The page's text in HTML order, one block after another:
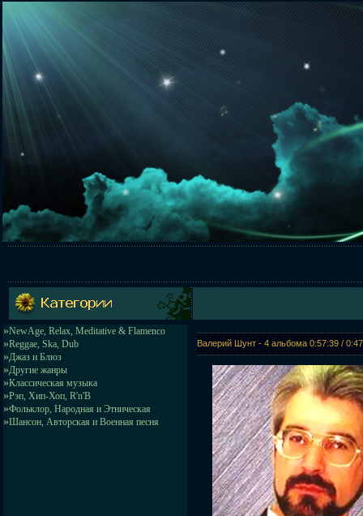
»NewAge, Relax, Meditative & Flamenco
»Reggae, Ska, Dub
»Джаз и Блюз
»Другие жанры
»Классическая музыка
»Рэп, Хип-Хоп, R'n'B
»Фольклор, Народная и Этническая
»Шансон, Авторская и Военная песня
Валерий Шунт - 4 альбома 0:57:39 /